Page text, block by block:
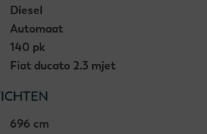
Diesel
Automaat
140 pk
Fiat ducato 2.3 mjet
696 cm